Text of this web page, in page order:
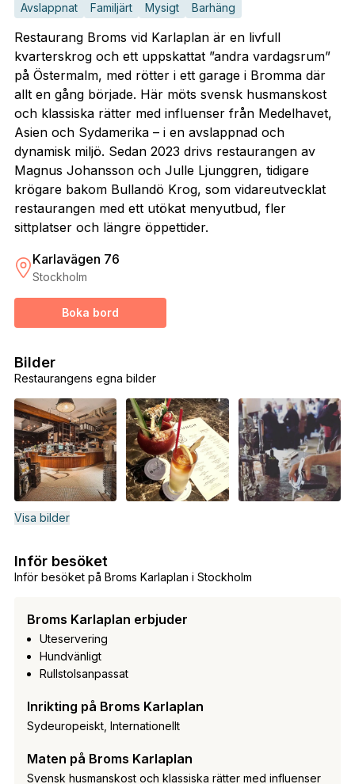
Avslappnat Familjärt Mysigt Barhäng
Restaurang Broms vid Karlaplan är en livfull
kvarterskrog och ett uppskattat ”andra vardagsrum”
på Östermalm, med rötter i ett garage i Bromma där
allt en gång började. Här möts svensk husmanskost
och klassiska rätter med influenser från Medelhavet,
Asien och Sydamerika – i en avslappnad och
dynamisk miljö. Sedan 2023 drivs restaurangen av
Magnus Johansson och Julle Ljunggren, tidigare
krögare bakom Bullandö Krog, som vidareutvecklat
restaurangen med ett utökat menyutbud, fler
sittplatser och längre öppettider.
Karlavägen 76
Stockholm
Boka bord
Restaurangens egna bilder
Bilder
Visa bilder
Inför besöket på Broms Karlaplan i Stockholm
Inför besöket
Broms Karlaplan erbjuder
Uteservering
Hundvänligt
Rullstolsanpassat
Inrikting på Broms Karlaplan
Sydeuropeiskt, Internationellt
Maten på Broms Karlaplan
Svensk husmanskost och klassiska rätter med influenser